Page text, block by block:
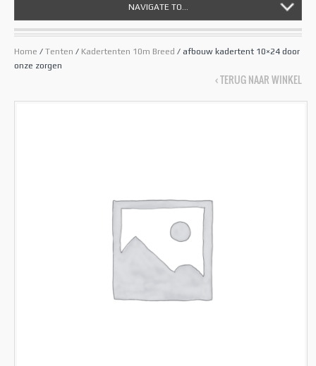
NAVIGATE TO...
Home / Tenten / Kadertenten 10m Breed / afbouw kadertent 10×24 door
onze zorgen
‹ TERUG NAAR WINKEL